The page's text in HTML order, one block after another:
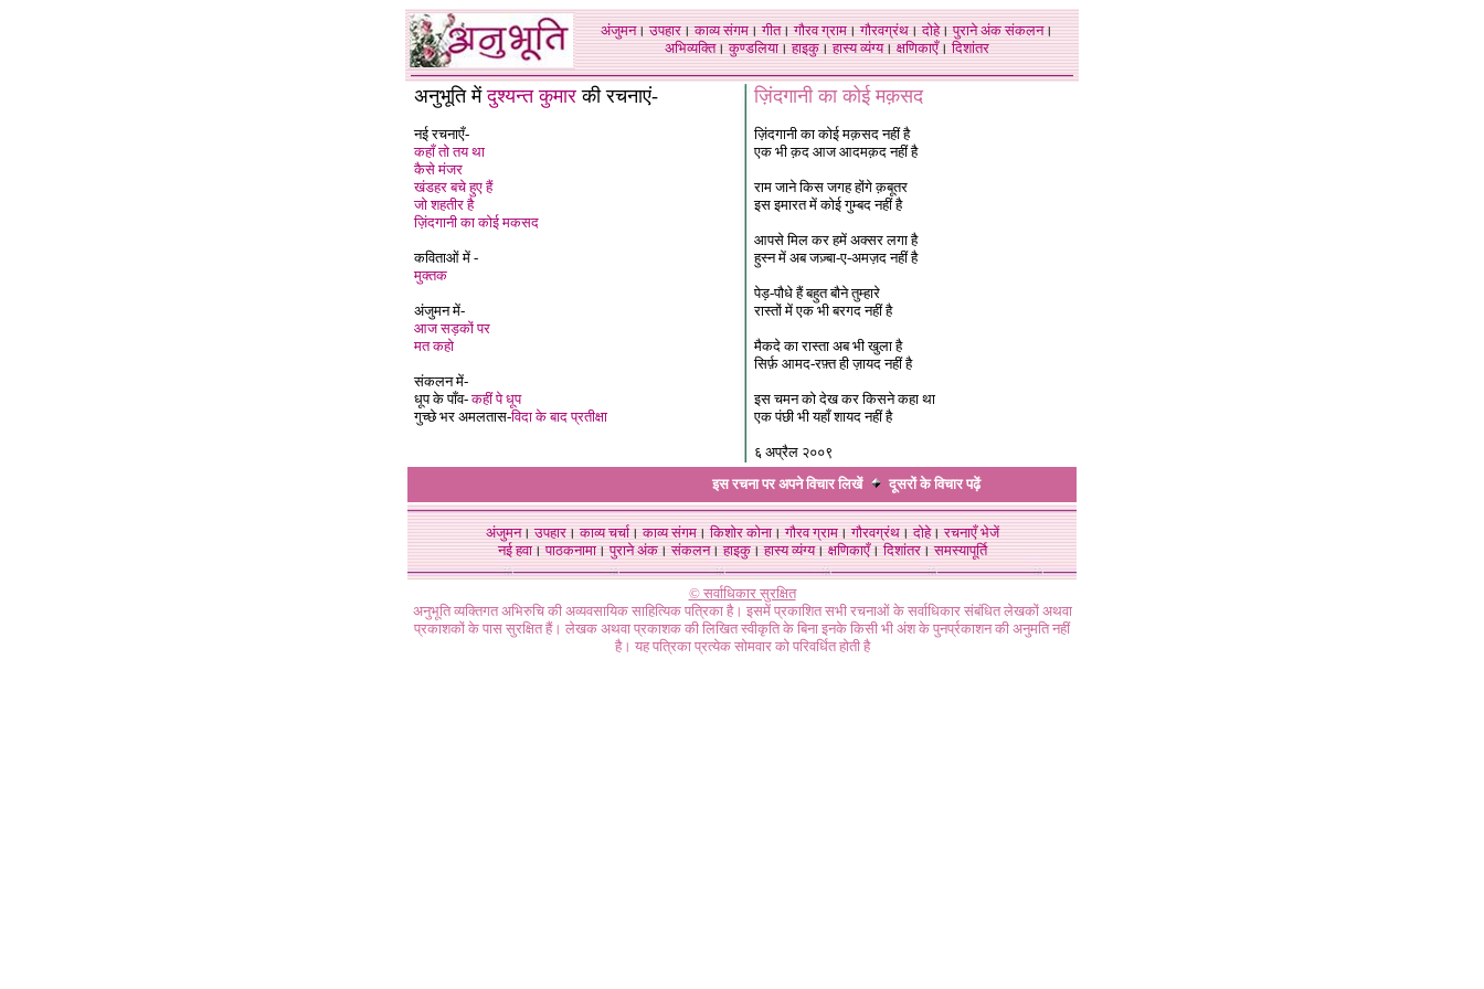
अंजुमन।उपहार।काव्य संगम।गीत।गौरव ग्राम।गौरवग्रंथ।दोहे।पुराने अंक संकलन।
अभिव्यक्ति।कुण्डलिया।हाइकु।हास्य व्यंग्य।क्षणिकाएँ।दिशांतर
अनुभूति मेंदुश्यन्त कुमार की रचनाएं-
नई रचनाएँ-
कहाँ तो तय था
कैसे मंजर
खंडहर बचे हुए हैं
जो शहतीर है
ज़िंदगानी का कोई मकसद
कविताओं में -
मुक्तक
अंजुमन में-
आज सड़कों पर
मत कहो
संकलन में-
धूप के पाँव-कहीं पे धूप
गुच्छे भर अमलतास-विदा के बाद प्रतीक्षा
ज़िंदगानी का कोई मक़सद
ज़िंदगानी का कोई मक़सद नहीं है
एक भी क़द आज आदमक़द नहीं है
राम जाने किस जगह होंगे क़बूतर
इस इमारत में कोई गुम्बद नहीं है
आपसे मिल कर हमें अक्सर लगा है
हुस्न में अब जज़्बा-ए-अमज़द नहीं है
पेड़-पौधे हैं बहुत बौने तुम्हारे
रास्तों में एक भी बरगद नहीं है
मैकदे का रास्ता अब भी खुला है
सिर्फ़ आमद-रफ़्त ही ज़ायद नहीं है
इस चमन को देख कर किसने कहा था
एक पंछी भी यहाँ शायद नहीं है
६ अप्रैल २००९
इस रचना पर अपने विचार लिखें
दूसरों के विचारपढ़ें
अंजुमन।उपहार।काव्य चर्चा।काव्य संगम।किशोर कोना।गौरव ग्राम।गौरवग्रंथ।दोहे।रचनाएँ भेजें
नई हवा। पाठकनामा। पुराने अंक। संकलन। हाइकु। हास्य व्यंग्य। क्षणिकाएँ। दिशांतर। समस्यापूर्ति
© सर्वाधिकार सुरक्षित
अनुभूति व्यक्तिगत अभिरुचि की अव्यवसायिक साहित्यिक पत्रिका है। इसमें प्रकाशित सभी रचनाओं के सर्वाधिकार संबंधित लेखकों अथवा
प्रकाशकों के पास सुरक्षित हैं। लेखक अथवा प्रकाशक की लिखित स्वीकृति के बिना इनके किसी भी अंश के पुनर्प्रकाशन की अनुमति नहीं
है। यह पत्रिका प्रत्येक सोमवार को परिवर्धित होती है